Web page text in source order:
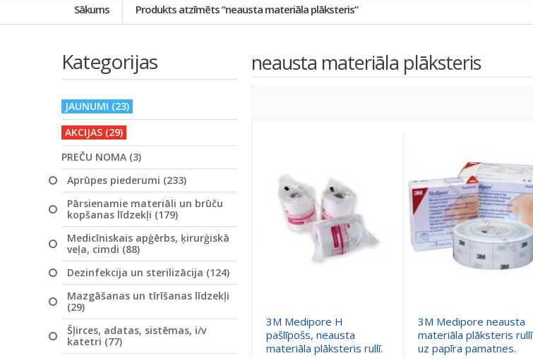
Sākums Produkts atzīmēts “neausta materiāla plāksteris”
Kategorijas
JAUNUMI (23)
AKCIJAS (29)
PREČU NOMA (3)
Aprūpes piederumi (233)
Pārsienamie materiāli un brūču
kopšanas līdzekļi (179)
Medicīniskais apģērbs, ķirurģiskā
veļa, cimdi (88)
Dezinfekcija un sterilizācija (124)
Mazgāšanas un tīrīšanas līdzekļi
(29)
Šļirces, adatas, sistēmas, i/v
katetri (77)
neausta materiāla plāksteris
3M Medipore H
pašlīpošs, neausta
materiāla plāksteris rullī.
3M Medipore neausta
materiāla plāksteris rullī
uz papīra pamatnes.